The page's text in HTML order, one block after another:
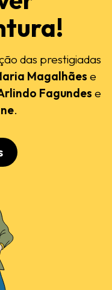
das prestigiadas
Magalhães e
Fagundes e
.